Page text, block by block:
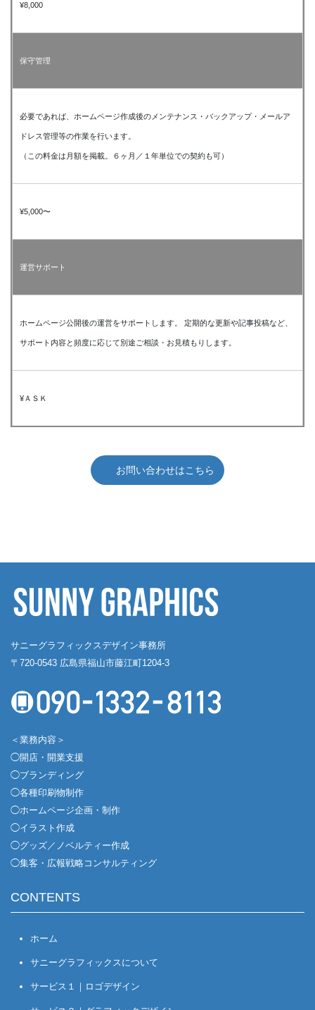
¥8,000
保守管理
必要であれば、ホームページ作成後のメンテナンス・バックアップ・メールア
ドレス管理等の作業を行います。
（この料金は月額を掲載。６ヶ月／１年単位での契約も可）
¥5,000〜
運営サポート
ホームページ公開後の運営をサポートします。 定期的な更新や記事投稿など、
サポート内容と頻度に応じて別途ご相談・お見積もりします。
¥ＡＳＫ
お問い合わせはこちら
サニーグラフィックスデザイン事務所
〒720-0543 広島県福山市藤江町1204-3
＜業務内容＞
◯開店・開業支援
◯ブランディング
◯各種印刷物制作
◯ホームページ企画・制作
◯イラスト作成
◯グッズ／ノベルティー作成
◯集客・広報戦略コンサルティング
CONTENTS
ホーム
サニーグラフィックスについて
サービス１｜ロゴデザイン